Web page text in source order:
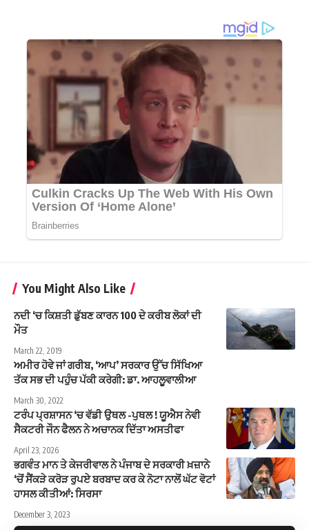
You Might Also Like
ਨਦੀ ‘ਚ ਕਿਸ਼ਤੀ ਡੁੱਬਣ ਕਾਰਨ 100 ਦੇ ਕਰੀਬ ਲੋਕਾਂ ਦੀ
ਮੌਤ
March 22, 2019
ਅਮੀਰ ਹੋਵੇ ਜਾਂ ਗਰੀਬ, ‘ਆਪ’ ਸਰਕਾਰ ਉੱਚ ਸਿੱਖਿਆ
ਤੱਕ ਸਭ ਦੀ ਪਹੁੰਚ ਪੱਕੀ ਕਰੇਗੀ: ਡਾ. ਆਹਲੂਵਾਲੀਆ
March 30, 2022
ਟਰੰਪ ਪ੍ਰਸ਼ਾਸਨ ‘ਚ ਵੱਡੀ ਉਥਲ -ਪੁਥਲ ! ਯੂਐਸ ਨੇਵੀ
ਸੈਕਟਰੀ ਜੌਨ ਫੈਲਨ ਨੇ ਅਚਾਨਕ ਦਿੱਤਾ ਅਸਤੀਫਾ
April 23, 2026
ਭਗਵੰਤ ਮਾਨ ਤੇ ਕੇਜਰੀਵਾਲ ਨੇ ਪੰਜਾਬ ਦੇ ਸਰਕਾਰੀ ਖ਼ਜ਼ਾਨੇ
‘ਚੋਂ ਸੈਂਕੜੇ ਕਰੋੜ ਰੁਪਏ ਬਰਬਾਦ ਕਰ ਕੇ ਨੋਟਾ ਨਾਲੋਂ ਘੱਟ ਵੋਟਾਂ
ਹਾਸਲ ਕੀਤੀਆਂ: ਸਿਰਸਾ
December 3, 2023